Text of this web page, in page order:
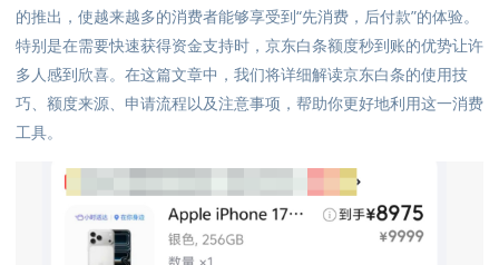
的推出，使越来越多的消费者能够享受到“先消费，后付款”的体验。
特别是在需要快速获得资金支持时，京东白条额度秒到账的优势让许
多人感到欣喜。在这篇文章中，我们将详细解读京东白条的使用技
巧、额度来源、申请流程以及注意事项，帮助你更好地利用这一消费
工具。